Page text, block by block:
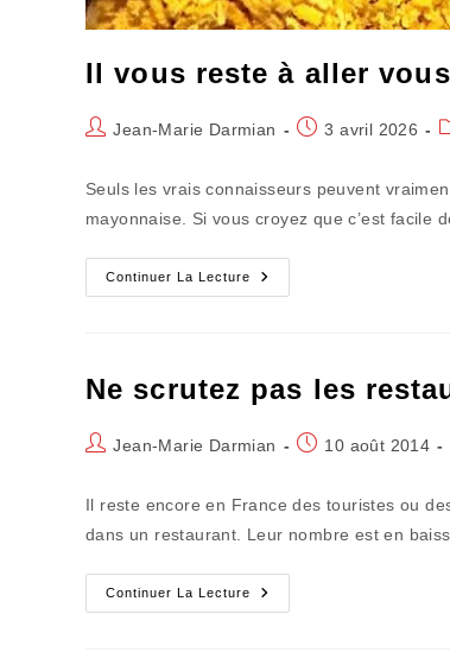
Il vous reste à aller
Auteur/autrice
Jean-Marie Darmian
Publication
3 avril 2026
Seuls les vrais connaisseurs peuvent
mayonnaise. Si vous croyez que c’est facile
Continuer La Lecture
Vous
Cuire
Un
Ne scrutez pas les
Auteur/autrice
Jean-Marie Darmian
Publication
10 août 2014
Il reste encore en France des touristes ou
dans un restaurant. Leur nombre est en
Continuer La Lecture
Ne
Scrutez